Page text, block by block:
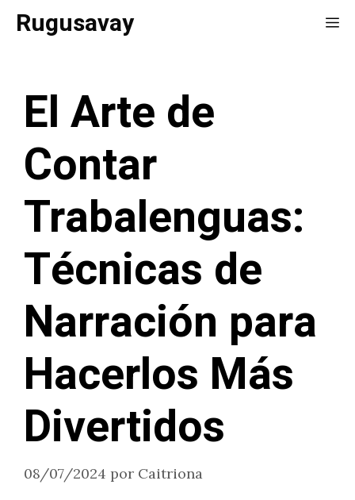
SaltarRugusavay
El Arte de
Contar
Trabalenguas:
Técnicas de
Narración para
Hacerlos Más
Divertidos
08/07/2024 por Caitriona